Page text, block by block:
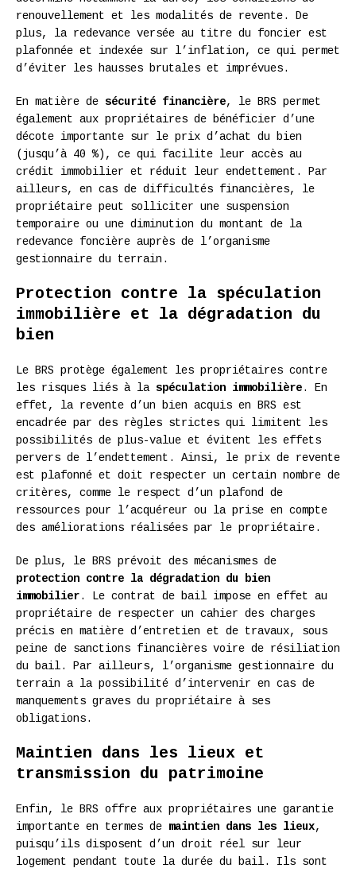
renouvellement et les modalités de revente. De
plus, la redevance versée au titre du foncier est
plafonnée et indexée sur l’inflation, ce qui permet
d’éviter les hausses brutales et imprévues.
En matière de sécurité financière, le BRS permet
également aux propriétaires de bénéficier d’une
décote importante sur le prix d’achat du bien
(jusqu’à 40 %), ce qui facilite leur accès au
crédit immobilier et réduit leur endettement. Par
ailleurs, en cas de difficultés financières, le
propriétaire peut solliciter une suspension
temporaire ou une diminution du montant de la
redevance foncière auprès de l’organisme
gestionnaire du terrain.
Protection contre la spéculation
immobilière et la dégradation du
bien
Le BRS protège également les propriétaires contre
les risques liés à la spéculation immobilière. En
effet, la revente d’un bien acquis en BRS est
encadrée par des règles strictes qui limitent les
possibilités de plus-value et évitent les effets
pervers de l’endettement. Ainsi, le prix de revente
est plafonné et doit respecter un certain nombre de
critères, comme le respect d’un plafond de
ressources pour l’acquéreur ou la prise en compte
des améliorations réalisées par le propriétaire.
De plus, le BRS prévoit des mécanismes de
protection contre la dégradation du bien
immobilier. Le contrat de bail impose en effet au
propriétaire de respecter un cahier des charges
précis en matière d’entretien et de travaux, sous
peine de sanctions financières voire de résiliation
du bail. Par ailleurs, l’organisme gestionnaire du
terrain a la possibilité d’intervenir en cas de
manquements graves du propriétaire à ses
obligations.
Maintien dans les lieux et
transmission du patrimoine
Enfin, le BRS offre aux propriétaires une garantie
importante en termes de maintien dans les lieux,
puisqu’ils disposent d’un droit réel sur leur
logement pendant toute la durée du bail. Ils sont